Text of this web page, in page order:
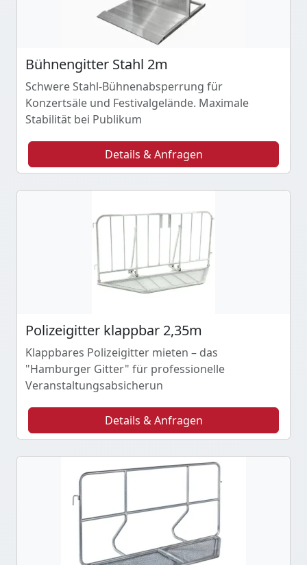
Bühnengitter Stahl 2m
Schwere Stahl-Bühnenabsperrung für
Konzertsäle und Festivalgelände. Maximale
Stabilität bei Publikum
Details & Anfragen
Polizeigitter klappbar 2,35m
Klappbares Polizeigitter mieten – das
"Hamburger Gitter" für professionelle
Veranstaltungsabsicherun
Details & Anfragen